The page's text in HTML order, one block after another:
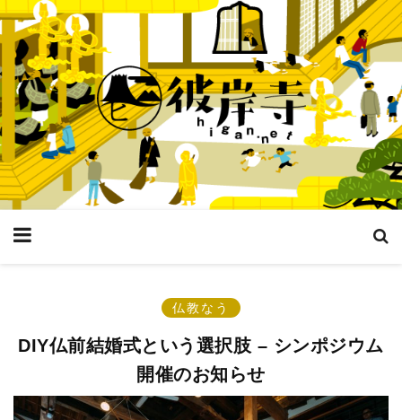
仏教なう
DIY仏前結婚式という選択肢 – シンポジウム
開催のお知らせ